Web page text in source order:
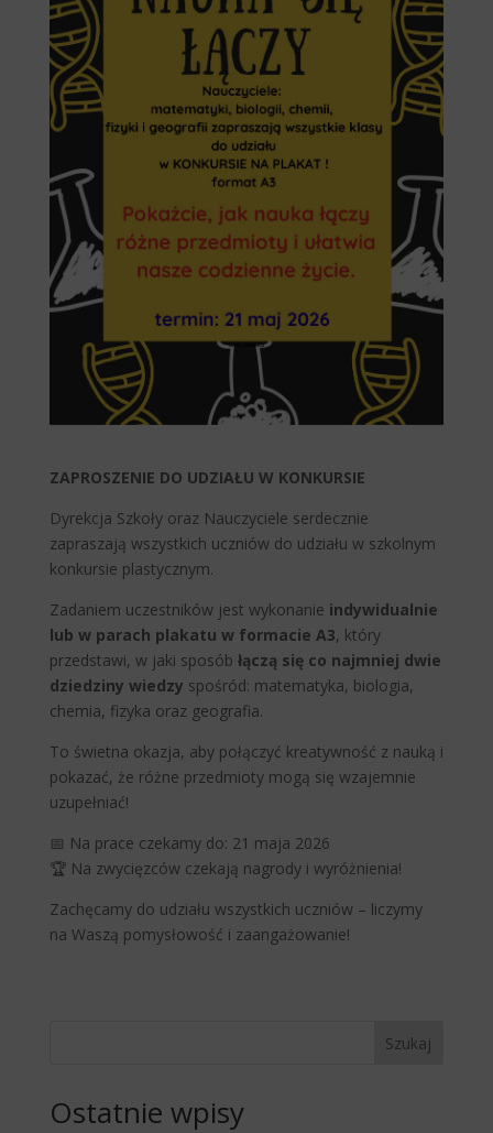
ZAPROSZENIE DO UDZIAŁU W KONKURSIE
Dyrekcja Szkoły oraz Nauczyciele serdecznie
zapraszają wszystkich uczniów do udziału w szkolnym
konkursie plastycznym.
Zadaniem uczestników jest wykonanie indywidualnie
lub w parach plakatu w formacie A3, który
przedstawi, w jaki sposób łączą się co najmniej dwie
dziedziny wiedzy spośród: matematyka, biologia,
chemia, fizyka oraz geografia.
To świetna okazja, aby połączyć kreatywność z nauką i
pokazać, że różne przedmioty mogą się wzajemnie
uzupełniać!
📅 Na prace czekamy do: 21 maja 2026
🏆 Na zwycięzców czekają nagrody i wyróżnienia!
Zachęcamy do udziału wszystkich uczniów – liczymy
na Waszą pomysłowość i zaangażowanie!
Szukaj
Ostatnie wpisy